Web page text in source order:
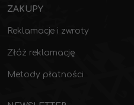
ZAKUPY
Reklamacje i zwroty
Złóż reklamację
Metody płatności